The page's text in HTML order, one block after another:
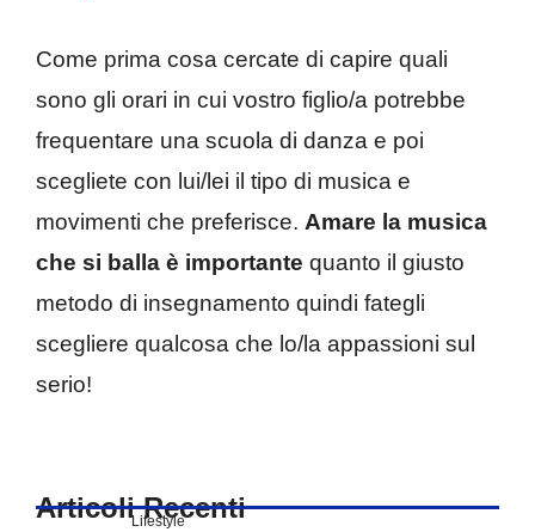
Come prima cosa cercate di capire quali
sono gli orari in cui vostro figlio/a potrebbe
frequentare una scuola di danza e poi
scegliete con lui/lei il tipo di musica e
movimenti che preferisce. Amare la musica
che si balla è importante quanto il giusto
metodo di insegnamento quindi fategli
scegliere qualcosa che lo/la appassioni sul
serio!
Articoli Recenti
Lifestyle